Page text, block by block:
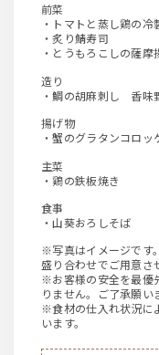
前菜
・トマトと蒸し鶏の冷
・炙り鯖寿司
・とうもろこしの薩摩
造り
・鯛の胡麻刺し 香味
揚げ物
・蟹のグラタンコロッ
主菜
・鶏の鉄板焼き
食事
・山葵おろしそば
※写真はイメージです
盛り合わせでご用意さ
※お客様の安全を最優
りません。ご了承願い
※食材の仕入れ状況に
います。